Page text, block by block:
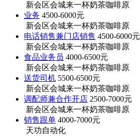
新会区会城来一杯奶茶咖啡原
业务 4500-6000元
新会区会城来一杯奶茶咖啡原
电话销售兼门店销售 4500-6000元
新会区会城来一杯奶茶咖啡原
食品业务员 4000-6500元
新会区会城来一杯奶茶咖啡原
送货司机 5500-6500元
新会区会城来一杯奶茶咖啡原
调配师兼合作开店 2500-7000元
新会区会城来一杯奶茶咖啡原
销售跟单 4000-7000元
天功自动化